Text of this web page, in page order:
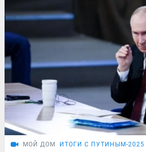
МОЙ ДОМ ИТОГИ С ПУТИНЫМ-2025